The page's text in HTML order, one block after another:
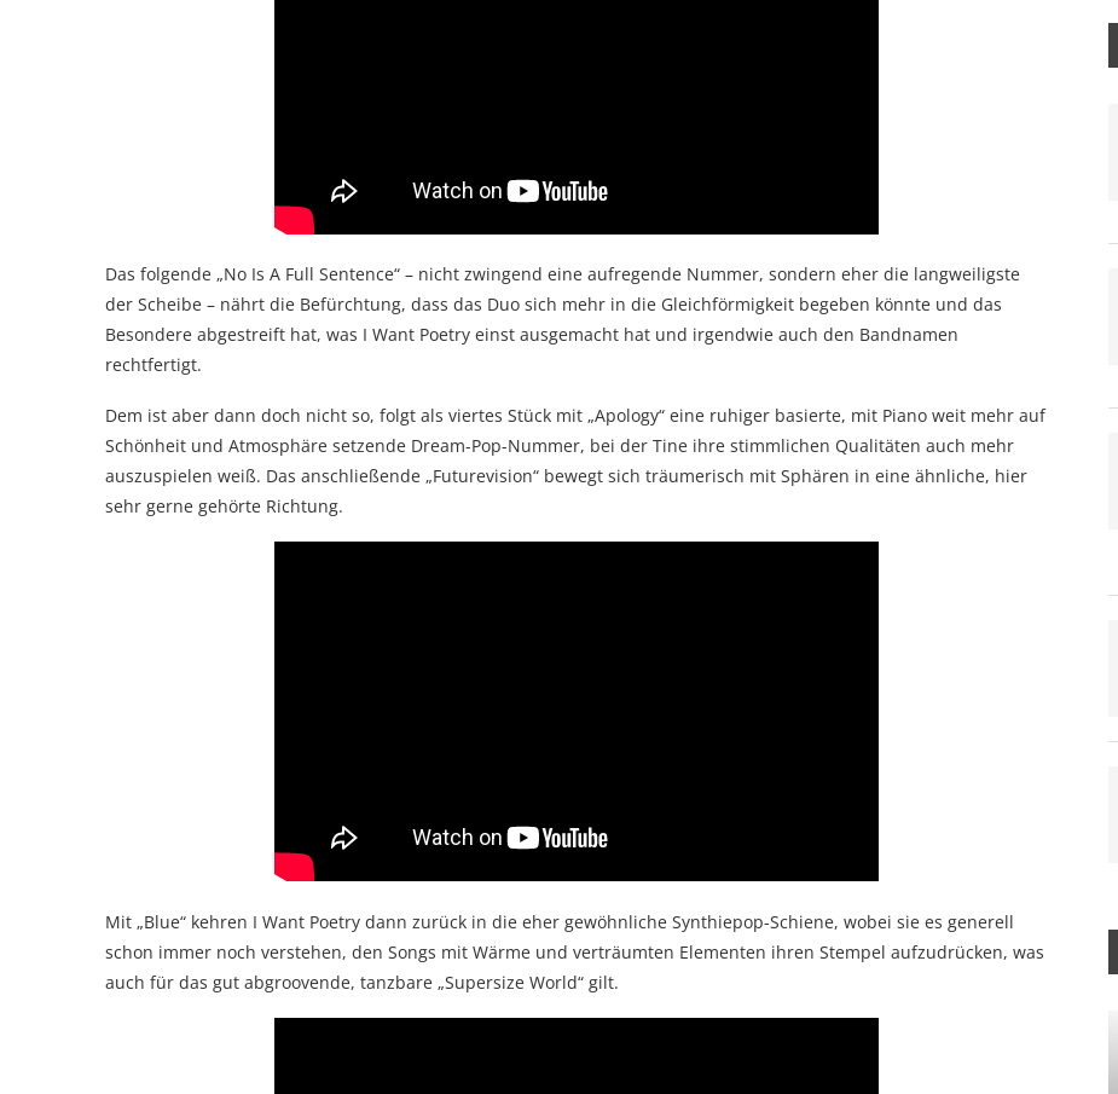
Das folgende „No Is A Full Sentence“ – nicht zwingend eine aufregende Nummer, sondern eher die langweiligste
der Scheibe – nährt die Befürchtung, dass das Duo sich mehr in die Gleichförmigkeit begeben könnte und das
Besondere abgestreift hat, was I Want Poetry einst ausgemacht hat und irgendwie auch den Bandnamen
rechtfertigt.
Dem ist aber dann doch nicht so, folgt als viertes Stück mit „Apology“ eine ruhiger basierte, mit Piano weit mehr auf
Schönheit und Atmosphäre setzende Dream-Pop-Nummer, bei der Tine ihre stimmlichen Qualitäten auch mehr
auszuspielen weiß. Das anschließende „Futurevision“ bewegt sich träumerisch mit Sphären in eine ähnliche, hier
sehr gerne gehörte Richtung.
Mit „Blue“ kehren I Want Poetry dann zurück in die eher gewöhnliche Synthiepop-Schiene, wobei sie es generell
schon immer noch verstehen, den Songs mit Wärme und verträumten Elementen ihren Stempel aufzudrücken, was
auch für das gut abgroovende, tanzbare „Supersize World“ gilt.